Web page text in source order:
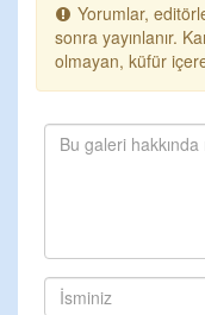
Yorumlar,
sonra yayınlanır.
olmayan, küfür